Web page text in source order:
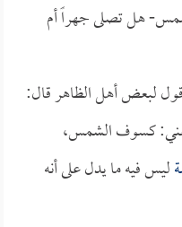
هل تصلى جهراً أم
لبعض أهل الظاهر قال:
يعني: كسوف الشمس،
ليس فيه ما يدل على أنه